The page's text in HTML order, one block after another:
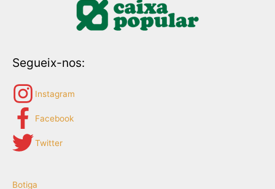
Segueix-nos:
Instagram
Facebook
Twitter
Botiga